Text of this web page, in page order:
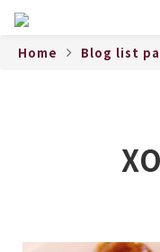
Home Blog list